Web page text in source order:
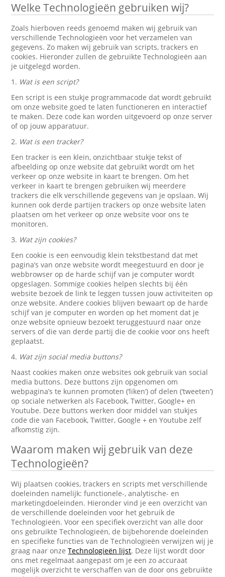
Welke Technologieën gebruiken wij?
Zoals hierboven reeds genoemd maken wij gebruik van
verschillende Technologieën voor het verzamelen van
gegevens. Zo maken wij gebruik van scripts, trackers en
cookies. Hieronder zullen de gebruikte Technologieën aan
je uitgelegd worden.
1. Wat is een script?
Een script is een stukje programmacode dat wordt gebruikt
om onze website goed te laten functioneren en interactief
te maken. Deze code kan worden uitgevoerd op onze server
of op jouw apparatuur.
2. Wat is een tracker?
Een tracker is een klein, onzichtbaar stukje tekst of
afbeelding op onze website dat gebruikt wordt om het
verkeer op onze website in kaart te brengen. Om het
verkeer in kaart te brengen gebruiken wij meerdere
trackers die elk verschillende gegevens van je opslaan. Wij
kunnen ook derde partijen trackers op onze website laten
plaatsen om het verkeer op onze website voor ons te
monitoren.
3. Wat zijn cookies?
Een cookie is een eenvoudig klein tekstbestand dat met
pagina’s van onze website wordt meegestuurd en door je
webbrowser op de harde schijf van je computer wordt
opgeslagen. Sommige cookies helpen slechts bij één
website bezoek de link te leggen tussen jouw activiteiten op
onze website. Andere cookies blijven bewaart op de harde
schijf van je computer en worden op het moment dat je
onze website opnieuw bezoekt teruggestuurd naar onze
servers of die van derde partij die de cookie voor ons heeft
geplaatst.
4. Wat zijn social media buttons?
Naast cookies maken onze websites ook gebruik van social
media buttons. Deze buttons zijn opgenomen om
webpagina’s te kunnen promoten (‘liken’) of delen (‘tweeten’)
op sociale netwerken als Facebook, Twitter, Google+ en
Youtube. Deze buttons werken door middel van stukjes
code die van Facebook, Twitter, Google + en Youtube zelf
afkomstig zijn.
Waarom maken wij gebruik van deze
Technologieën?
Wij plaatsen cookies, trackers en scripts met verschillende
doeleinden namelijk: functionele-, analytische- en
marketingdoeleinden. Hieronder vind je een overzicht van
de verschillende doeleinden voor het gebruik de
Technologieën. Voor een specifiek overzicht van alle door
ons gebruikte Technologieën, de bijbehorende doeleinden
en specifieke functies van de Technologieën verwijzen wij je
graag naar onzeTechnologieën lijst. Deze lijst wordt door
ons met regelmaat aangepast om je een zo accuraat
mogelijk overzicht te verschaffen van de door ons gebruikte